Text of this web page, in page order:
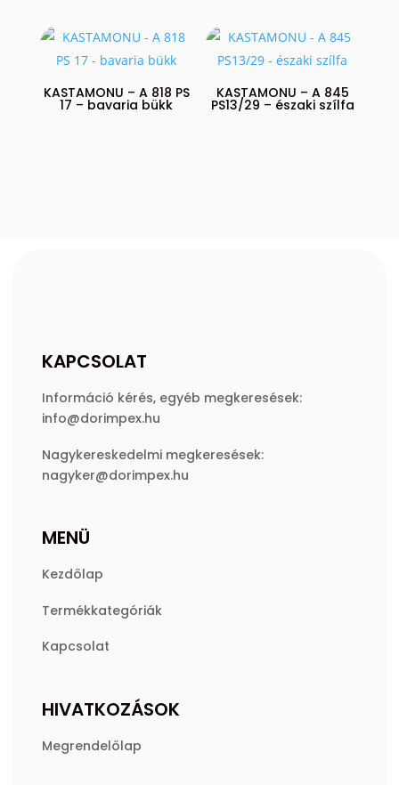
KASTAMONU – A 818 PS
17 – bavaria bükk
KASTAMONU – A 845
PS13/29 – északi szílfa
KAPCSOLAT
Információ kérés, egyéb megkeresések:
info@dorimpex.hu
Nagykereskedelmi megkeresések:
nagyker@dorimpex.hu
MENÜ
Kezdőlap
Termékkategóriák
Kapcsolat
HIVATKOZÁSOK
Megrendelőlap